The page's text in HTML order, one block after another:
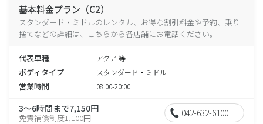
基本料金プラン（C2）
スタンダード・ミドルのレンタル、お得な割引料金や予約、乗り
捨てなどの詳細は、こちらから各店舗にお電話ください。
代表車種 アクア 等
ボディタイプ スタンダード・ミドル
営業時間 08:00-20:00
3～6時間まで7,150円
免責補償制度1,100円 042-632-6100